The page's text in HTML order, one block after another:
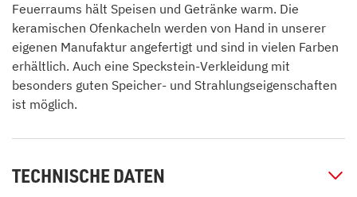
Feuerraums hält Speisen und Getränke warm. Die
keramischen Ofenkacheln werden von Hand in unserer
eigenen Manufaktur angefertigt und sind in vielen Farben
erhältlich. Auch eine Speckstein-Verkleidung mit
besonders guten Speicher- und Strahlungseigenschaften
ist möglich.
TECHNISCHE DATEN